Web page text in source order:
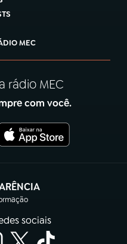
MEC
rádio MEC
com você.
em nova aba)
sociais